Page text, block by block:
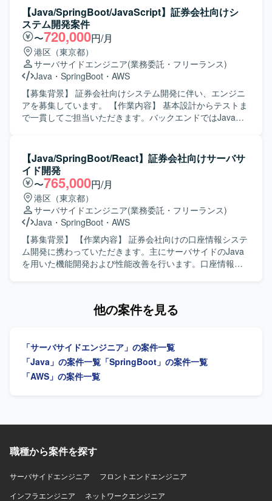
むことができます。SpringBootやKotlin、MySQLといったモ
ダンな技術スタックに加え、生成AIツールを活用した開発
推進に関与できるため、技術力と生産性向上の両面でスキ
ルアップが可能です。スクラムベースの開発環境の中で、
チームでの開発プロセス改善にも関わっていただけます。
【開発環境】 SpringBoot、Kotlin、MySQL、React、
AWS、Git、Claude Codeなどの生成AIツールを用いたスク
ラムベースの開発環境となります。
術面から支援し、設計、技術判断、関係者調整、実装を横
断して担えるミドル〜シニアクラスのバックエンドエンジ
ニアを求めております。 【作業内容】 大手暗号資産取引所
における金融関連システムのバックエンド設計・開発を行
っていただきます。クライアントや関係部署と連携した要
件整理、要件定義を行い、ビジネス要件や金融要件から技
術要件への落とし込みを担っていただきます。既存システ
ムを踏まえたアーキテクチャや技術方針の検討、各種サー
ビスや外部システムとのAPI連携、システムの品質、性能、
可用性、信頼性の向上に取り組んでいただきます。技術課
などもお任せいたします。 【求める人物像】 仕事へのエネ
ルギー量が高く前のめりで取り組める方を求めておりま
す。指示待ちではなく自ら課題を見つけて動き、不明点や
懸念点を早い段階で共有できる方を歓迎いたします。コミ
ュニケーション量が多くレスポンスが早い方、リモート環
境でも進捗や考えを適切に共有できる方、プロジェクトや
チームの成果にコミットできる方を想定しています。設計
と実装の両方に向き合い、異なる専門性を持つ関係者と建
設的に合意形成できる方、既存システムや過去の意思決定
の背景を理解しつつ現実的な改善案を考えられる方を求め
産取引所の金融関連システム開発に関与し、金融レベルの
規模サービスの開発経験を積み、複雑な既存システムを踏
まえた設計や改善に関与できる環境です。設計や技術選定
など上流工程への関与が可能で、バックエンドエンジニア
として専門性を高めながら、FinTechやWeb3領域に本気で
す。 【開発環境】 バックエンド開発が中心であり、Goを
中心としたサーバーサイド開発を行っております。RESTful
連携、PostgreSQLやMySQL、Redis等のデータベースを利
用した開発を行います。クラウド環境やコンテナ環境上で
【Java/SpringBoot/JavaScript】証券会社向けシ
ステム開発案件
〜720,000円/月
港区（東京都）
サーバサイドエンジニア(業務委託・フリーランス)
Java ・ SpringBoot ・ AWS
【募集背景】 証券会社向けシステム開発に伴い、エンジニ
アを募集しています。 【作業内容】 基本設計からテストま
で一貫してご担当いただきます。バックエンドではJavaお
人物像】 基本設計からテストまで一貫して対応できる方を
求めています。 【ポジションの魅力】 証券系システムの開
発プロジェクトに参画できます。 【開発環境】 バックエン
ドはJava（SpringBoot）、フロントエンドはJavaScript、
TypeScript（React）を使用します。ソースコード管理には
GitLab、コミュニケーションにはTeamsを使用します。
【Java/SpringBoot/React】証券会社向けサーバサ
イド開発
〜765,000円/月
港区（東京都）
サーバサイドエンジニア(業務委託・フリーランス)
Java ・ SpringBoot ・ AWS
【募集背景】 【作業内容】 証券会社向けの口座情報システ
ム開発に携わっていただきます。主にサーバサイドのJava
を用いた機能開発および性能改善を行います。口座情報や
ジャイル開発に前向きに取り組める方を求めています。将
配信に関する新規機能開発、性能改善に携わることができ
ます。サーバサイド開発を中心に、将来的にはフロントエ
ンド開発にも領域を広げられる環境です。 【開発環境】
Windows、Java、SpringBoot、React、TypeScript、SQL、
他の案件を見る
「サーバサイドエンジニア」の案件一覧
「Java」の案件一覧 「SpringBoot」の案件一覧
「AWS」の案件一覧
職種から案件を探す
サーバサイドエンジニア
フロントエンドエンジニア
インフラエンジニア
ネットワークエンジニア